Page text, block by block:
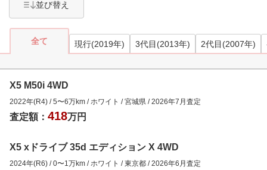
並び替え
全て 現行(2019年) 3代目(2013年) 2代目(2007年)
X5 M50i 4WD
2022年(R4) /5〜6万km / ホワイト /宮城県 /2026年7月査定
査定額： 418万円
X5 xドライブ 35d エディション X 4WD
2024年(R6) /0〜1 万km / ホワイト /東京都 /2026年6月査定